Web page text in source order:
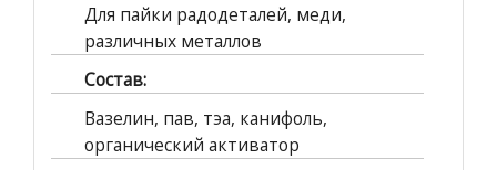
Для пайки радодеталей, меди,
различных металлов
Состав:
Вазелин, пав, тэа, канифоль,
органический активатор